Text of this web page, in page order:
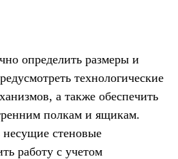
определить размеры и
технологические
а также обеспечить
полкам и ящикам.
стеновые
работу с учетом